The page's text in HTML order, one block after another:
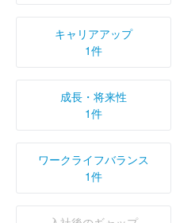
キャリアアップ
1件
成長・将来性
1件
ワークライフバランス
1件